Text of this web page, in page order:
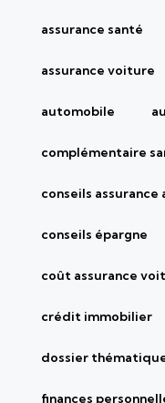
assurance santé
assurance voiture
automobile
complémentaire
conseils assurance
conseils épargne
coût assurance
crédit immobilier
dossier
finances